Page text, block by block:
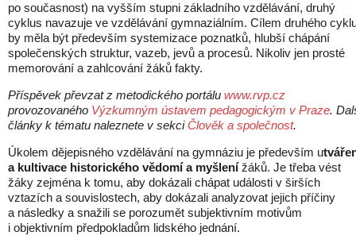
po současnost) na vyšším stupni základního vzdělávání, druhý
cyklus navazuje ve vzdělávání gymnaziálním. Cílem druhého
by měla být především systemizace poznatků, hlubší chápání
společenských struktur, vazeb, jevů a procesů. Nikoliv jen prosté
memorování a zahlcování žáků fakty.
Příspěvek převzat z metodického portálu www.rvp.cz
provozovaného Výzkumným ústavem pedagogickým v Praze.
články k tématu naleznete v sekciČlověk a společnost.
Úkolem dějepisného vzdělávání na gymnáziu je především u
a kultivace historického vědomí a myšlenížáků. Je třeba vést
žáky zejména k tomu, aby dokázali chápat události v širších
vztazích a souvislostech, aby dokázali analyzovat jejich příčiny
a následky a snažili se porozumět subjektivním motivům
i objektivním předpokladům lidského jednání.